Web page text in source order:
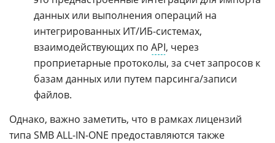
данных или выполнения операций на
интегрированных ИТ/ИБ-системах,
взаимодействующих по API, через
проприетарные протоколы, за счет запросов к
базам данных или путем парсинга/записи
файлов.
Однако, важно заметить, что в рамках лицензий
типа SMB ALL-IN-ONE предоставляются также